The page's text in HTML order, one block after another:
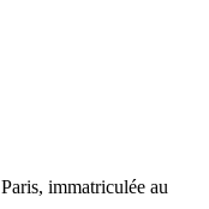
immatriculée au